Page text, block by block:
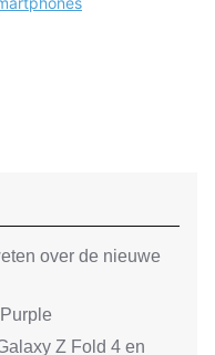
over de nieuwe
Z Fold 4 en